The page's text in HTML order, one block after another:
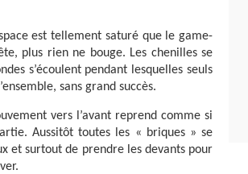
est tellement saturé que le game-
plus rien ne bouge. Les chenilles se
s’écoulent pendant lesquelles seuls
sans grand succès.
vers l’avant reprend comme si
Aussitôt toutes les « briques » se
et surtout de prendre les devants pour